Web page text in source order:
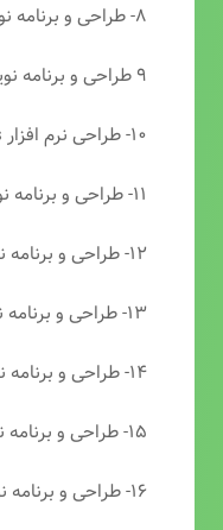
۸- طراحی و برنامه نویسی نرم افزار پاراد (پرداخت از راه دور انجمن مددکاری امام زمان(عج))
۹ طراحی و برنامه نویسی نرم افزار مدیریت استخدام خیریه حضرت ابوالفضل (ع)
۱۰- طراحی نرم افزار SyncTools برای همگام سازی دیتابیس های SQL Server
۱۱- طراحی و برنامه نویسی سامانه تخصصی رفاهی تیکت
۱۲- طراحی و برنامه نویسی سامانه همیار
۱۳- طراحی و برنامه نویسی سامانه حواله دارو خیریه حضرت ابوالفضل (ع)
۱۴- طراحی و برنامه نویسی سامانه ایاب ذهاب خیریه حضرت ابوالفضل (ع)
۱۵- طراحی و برنامه نویسی فروشگاه انلاین رفاهی تیکت
۱۶- طراحی و برنامه نویسی پورتال مددکاری خیریه حضرت ابوالفضل (ع)